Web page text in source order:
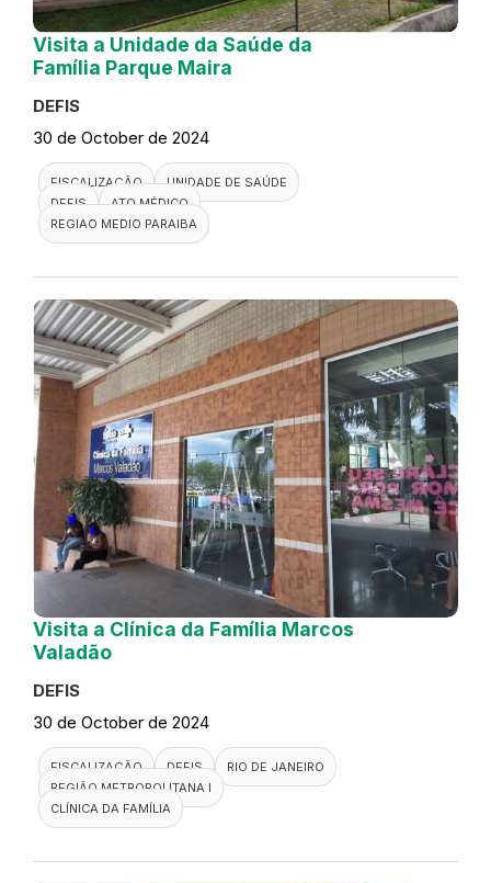
Visita a Unidade da Saúde da
Família Parque Maira
DEFIS
30 de October de 2024
FISCALIZAÇÃO
UNIDADE DE SAÚDE
DEFIS
ATO MÉDICO
REGIAO MEDIO PARAIBA
Visita a Clínica da Família Marcos
Valadão
DEFIS
30 de October de 2024
FISCALIZAÇÃO DEFIS
RIO DE JANEIRO
REGIÃO METROPOLITANA I
CLÍNICA DA FAMÍLIA